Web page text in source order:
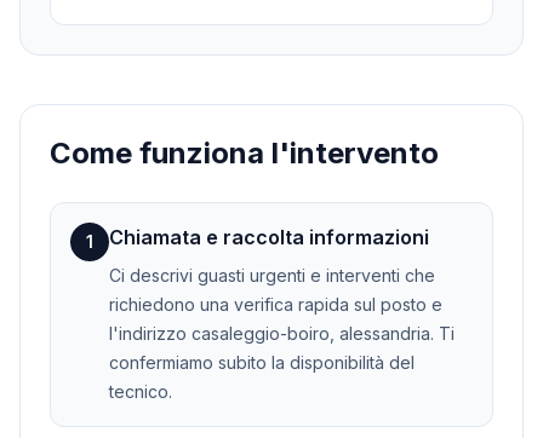
Come funziona l'intervento
1 Chiamata e raccolta informazioni
Ci descrivi guasti urgenti e interventi che
richiedono una verifica rapida sul posto e
l'indirizzo casaleggio-boiro, alessandria. Ti
confermiamo subito la disponibilità del
tecnico.